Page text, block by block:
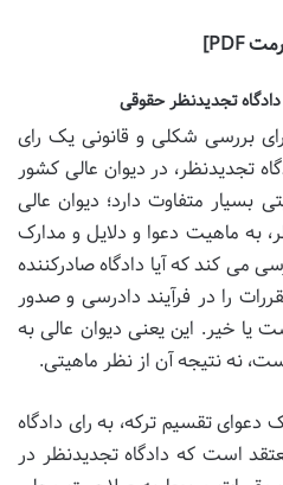
بررسی شکلی و قانونی یک رای
تجدیدنظر، در دیوان عالی کشور
متفاوت دارد؛ دیوان عالی
به ماهیت دعوا و دلایل و مدارک
می کند که آیا دادگاه صادرکننده
را در فرآیند دادرسی و صدور
یا خیر. این یعنی دیوان عالی به
نه نتیجه آن از نظر ماهیتی.
دعوای تقسیم ترکه، به رای دادگاه
است که دادگاه تجدیدنظر در